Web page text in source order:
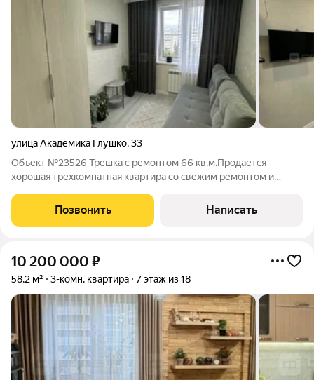
улица Академика Глушко,33
Объект №23526 Трешка с ремонтом 66 кв.м.Продается
хорошая трехкомнатная квартира со свежим ремонтом и
Современные свежие ремонт и мебель. Большая просторная
кухня - мечта каждого! Комнаты большие
Позвонить Написать
10 200 000 ₽
58,2 м² 3-комн. квартира 7 этаж из 18